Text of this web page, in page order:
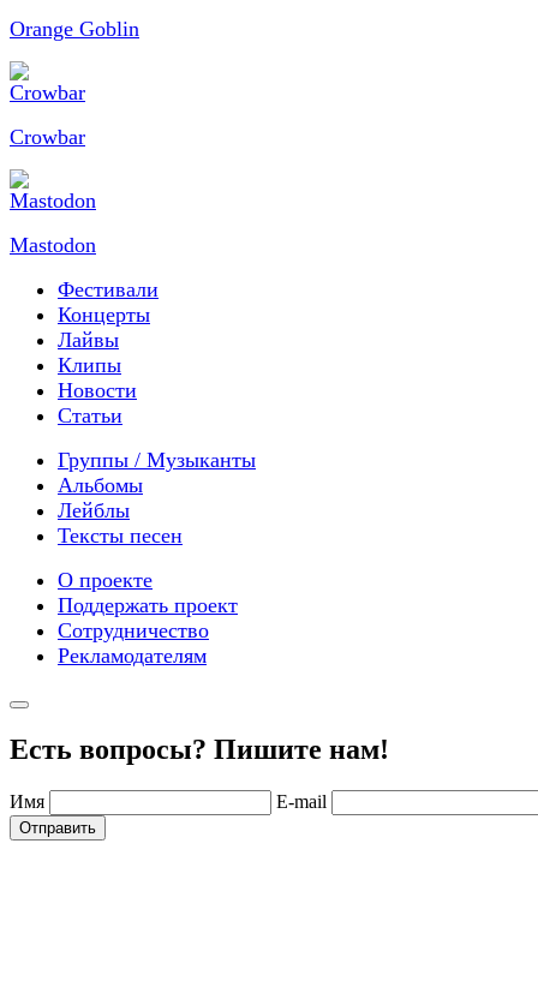
Orange Goblin
Crowbar
Mastodon
Фестивали
Концерты
Лайвы
Клипы
Новости
Статьи
Группы / Музыканты
Альбомы
Лейблы
Тексты песен
О проекте
Поддержать проект
Сотрудничество
Рекламодателям
Есть вопросы? Пишите нам!
Имя E-mail